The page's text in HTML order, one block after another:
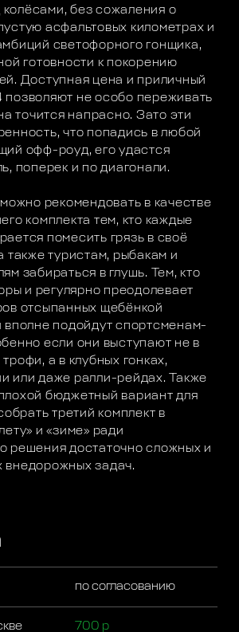
колёсами, без сожаления о
асфальтовых километрах и
светофорного гонщика,
готовности к покорению
Доступная цена и приличный
не особо переживать
точится напрасно. Зато эти
что попадись в любой
офф-роуд, его удастся
поперек и по диагонали.
рекомендовать в качестве
комплекта тем, кто каждые
помесить грязь в своё
также туристам, рыбакам и
забираться в глушь. Тем, кто
и регулярно преодолевает
отсыпанных щебёнкой
вполне подойдут спортсменам-
если они выступают не в
а в клубных гонках,
или даже ралли-рейдах. Также
бюджетный вариант для
третий комплект в
и «зиме» ради
решения достаточно сложных и
внедорожных задач.
по согласованию
700 р